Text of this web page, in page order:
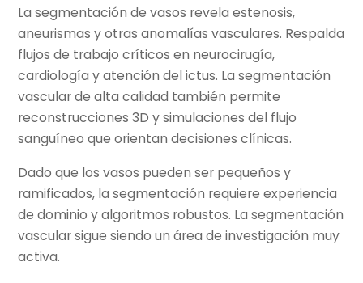
La segmentación de vasos revela estenosis,
aneurismas y otras anomalías vasculares. Respalda
flujos de trabajo críticos en neurocirugía,
cardiología y atención del ictus. La segmentación
vascular de alta calidad también permite
reconstrucciones 3D y simulaciones del flujo
sanguíneo que orientan decisiones clínicas.
Dado que los vasos pueden ser pequeños y
ramificados, la segmentación requiere experiencia
de dominio y algoritmos robustos. La segmentación
vascular sigue siendo un área de investigación muy
activa.